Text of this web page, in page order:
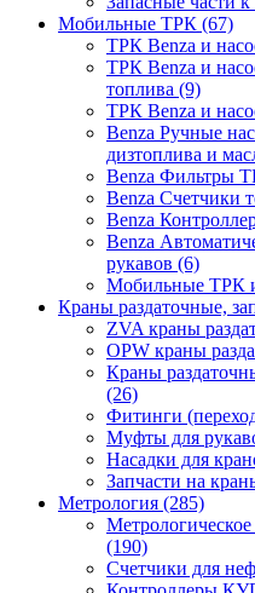
Мобильные ТРК (67)
ТРК Benza и
ТРК Benza и
топлива (9)
ТРК Benza и
Benza Ручные
дизтоплива и
Benza Фильтры
Benza Счетчики
Benza
Benza
рукавов (6)
Мобильные ТРК
Краны раздаточные,
ZVA краны
OPW краны
Краны
(26)
Фитинги
Муфты для
Насадки для
Запчасти на
Метрология (285)
(190)
Счетчики для